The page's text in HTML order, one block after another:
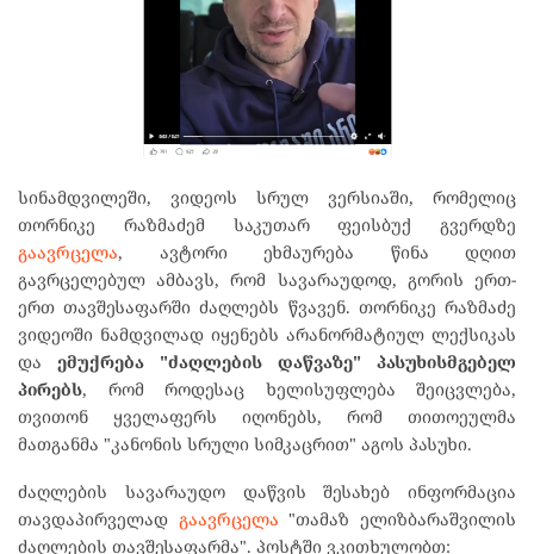
სინამდვილეში, ვიდეოს სრულ ვერსიაში, რომელიც
თორნიკე რაზმაძემ საკუთარ ფეისბუქ გვერდზე
გაავრცელა, ავტორი ეხმაურება წინა დღით
გავრცელებულ ამბავს, რომ სავარაუდოდ, გორის ერთ-
ერთ თავშესაფარში ძაღლებს წვავენ. თორნიკე რაზმაძე
ვიდეოში ნამდვილად იყენებს არანორმატიულ ლექსიკას
და ემუქრება "ძაღლების დაწვაზე" პასუხისმგებელ
პირებს, რომ როდესაც ხელისუფლება შეიცვლება,
თვითონ ყველაფერს იღონებს, რომ თითოეულმა
მათგანმა "კანონის სრული სიმკაცრით" აგოს პასუხი.
ძაღლების სავარაუდო დაწვის შესახებ ინფორმაცია
თავდაპირველად გაავრცელა "თამაზ ელიზბარაშვილის
ძაღლების თავშესაფარმა". პოსტში ვკითხულობთ: